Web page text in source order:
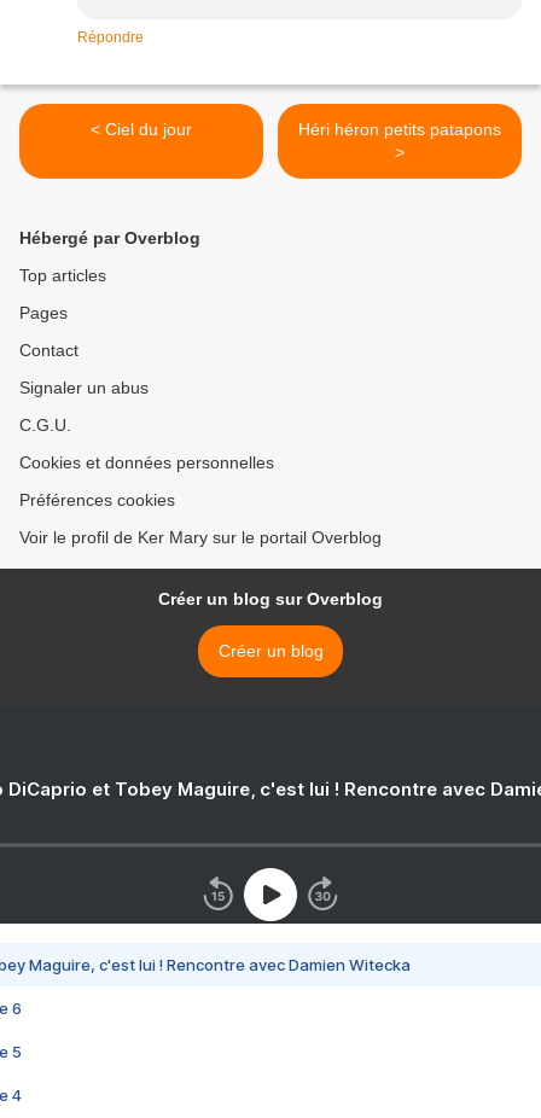
Répondre
< Ciel du jour
Héri héron petits patapons
>
Hébergé par Overblog
Top articles
Pages
Contact
Signaler un abus
C.G.U.
Cookies et données personnelles
Préférences cookies
Voir le profil de Ker Mary sur le portail Overblog
Créer un blog sur Overblog
Créer un blog
DiCaprio et Tobey Maguire, c'est lui ! Rencontre avec
Maguire, c'est lui ! Rencontre avec Damien Witecka
6
5
4